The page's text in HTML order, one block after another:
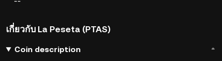
เกี่ยวกับ La Peseta (PTAS)
Coin description